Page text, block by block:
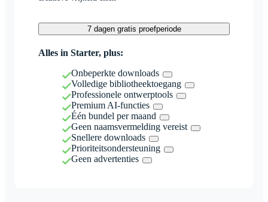
7 dagen gratis proefperiode
Alles in Starter, plus:
Onbeperkte downloads
Volledige bibliotheektoegang
Professionele ontwerptools
Premium AI-functies
Één bundel per maand
Geen naamsvermelding vereist
Snellere downloads
Prioriteitsondersteuning
Geen advertenties